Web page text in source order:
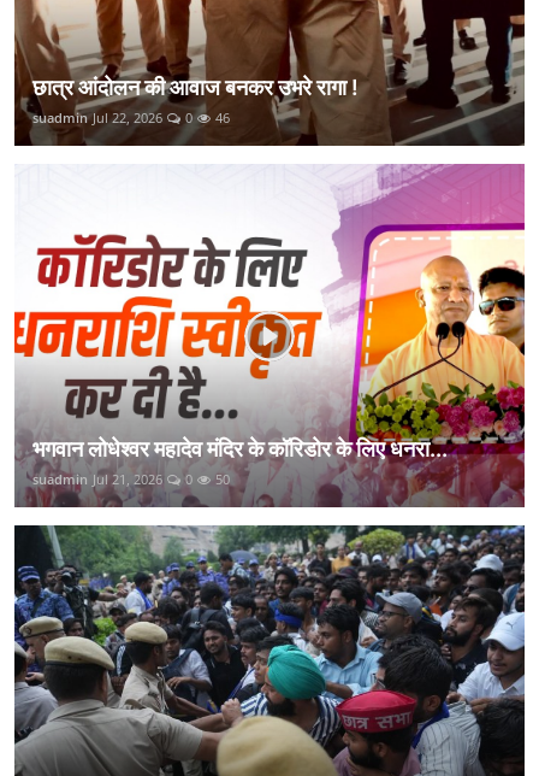
छात्र आंदोलन की आवाज बनकर उभरे रागा !
suadmin Jul 22, 2026 0 46
भगवान लोधेश्वर महादेव मंदिर के कॉरिडोर के लिए धनरा...
suadmin Jul 21, 2026 0 50